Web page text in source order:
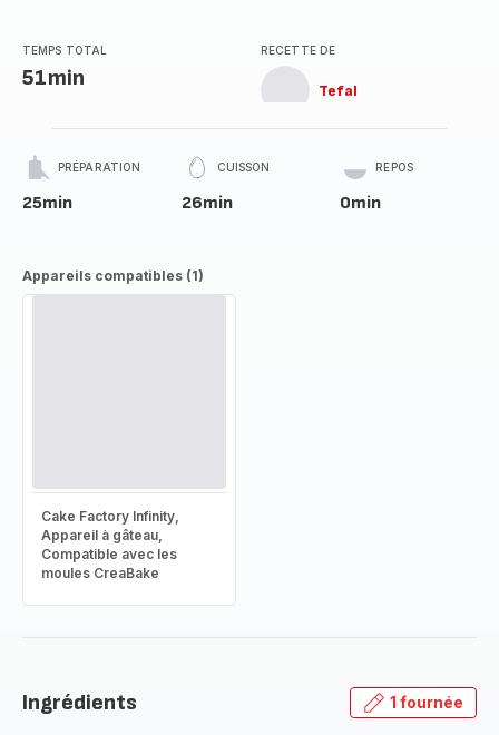
TEMPS TOTAL
51min
RECETTE DE
Tefal
PRÉPARATION
25min
CUISSON
26min
REPOS
0min
Appareils compatibles (1)
Cake Factory Infinity,
Appareil à gâteau,
Compatible avec les
moules CreaBake
Ingrédients 1 fournée